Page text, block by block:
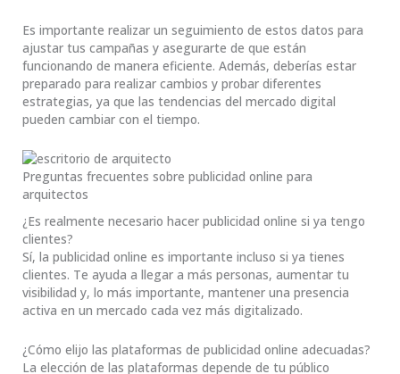
Es importante realizar un seguimiento de estos datos para
ajustar tus campañas y asegurarte de que están
funcionando de manera eficiente. Además, deberías estar
preparado para realizar cambios y probar diferentes
estrategias, ya que las tendencias del mercado digital
pueden cambiar con el tiempo.
Preguntas frecuentes sobre publicidad online para
arquitectos
¿Es realmente necesario hacer publicidad online si ya tengo
clientes?
Sí, la publicidad online es importante incluso si ya tienes
clientes. Te ayuda a llegar a más personas, aumentar tu
visibilidad y, lo más importante, mantener una presencia
activa en un mercado cada vez más digitalizado.
¿Cómo elijo las plataformas de publicidad online adecuadas?
La elección de las plataformas depende de tu público